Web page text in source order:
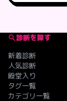
診断を探す
新着診断
人気診断
殿堂入り
タグ一覧
カテゴリ一覧